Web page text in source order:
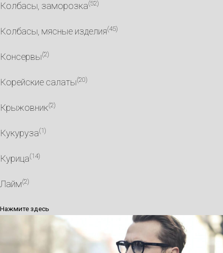
Колбасы, заморозка(52)
Колбасы, мясные изделия(45)
Консервы(2)
Корейские салаты(20)
Крыжовник(2)
Кукуруза(1)
Курица(14)
Лайм(2)
Нажмите здесь